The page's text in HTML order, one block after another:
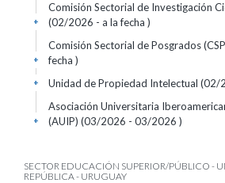
Comisión Sectorial de Investigación
(02/2026 - a la fecha )
+
Comisión Sectorial de Posgrados
fecha )
+
Unidad de Propiedad Intelectual (02/
+
Asociación Universitaria
(AUIP) (03/2026 - 03/2026 )
+
SECTOR EDUCACIÓN SUPERIOR/PÚBLICO -
REPÚBLICA - URUGUAY